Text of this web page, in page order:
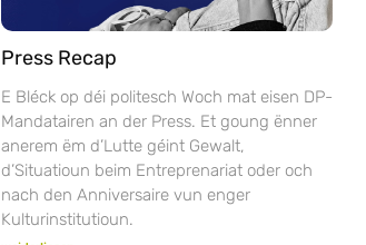
Press Recap
E Bléck op déi politesch Woch mat eisen DP-
Mandatairen an der Press. Et goung ënner
anerem ëm d’Lutte géint Gewalt,
d’Situatioun beim Entreprenariat oder och
nach den Anniversaire vun enger
Kulturinstitutioun.